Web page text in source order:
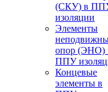
(СКУ) в
изоляции
Элементы
опор (ЭНО)
ППУ
Концевые
элементы в